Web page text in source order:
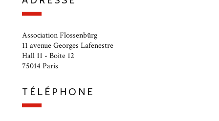
Association Flossenbürg
11 avenue Georges Lafenestre
Hall 11 - Boîte 12
75014 Paris
TÉLÉPHONE